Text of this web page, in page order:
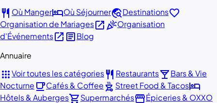
restaurant Où MangerhotelOù Séjournertravel_exploreDestinationsfavorite
Organisation de Mariagesopen_in_newcelebrationOrganisation
d'Événementsopen_in_new articleBlog
Annuaire
appsVoir toutes les catégoriesrestaurant Restaurantslocal_barBars & Vie
Nocturne local_cafeCafés & Coffee outdoor_grill Street Food & Tacoshotel
Hôtels & Aubergesshopping_cartSupermarchésstorefrontÉpiceries & OXXO